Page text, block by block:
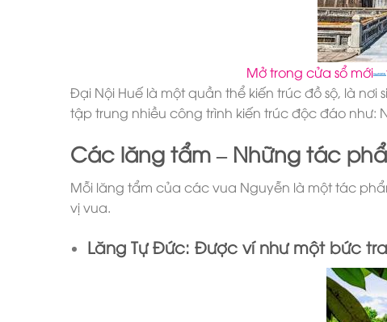
Mở trong cửa sổ mới
Đại Nội Huế là một quần thể kiến trúc đồ sộ, là
tập trung nhiều công trình kiến trúc độc đáo như:
Các lăng tẩm – Những tác
Mỗi lăng tẩm của các vua Nguyễn là một tác
vị vua.
Lăng Tự Đức: Được ví như một bức